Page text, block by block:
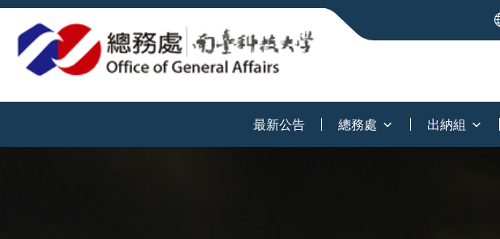
最新公告 總務處 出納組